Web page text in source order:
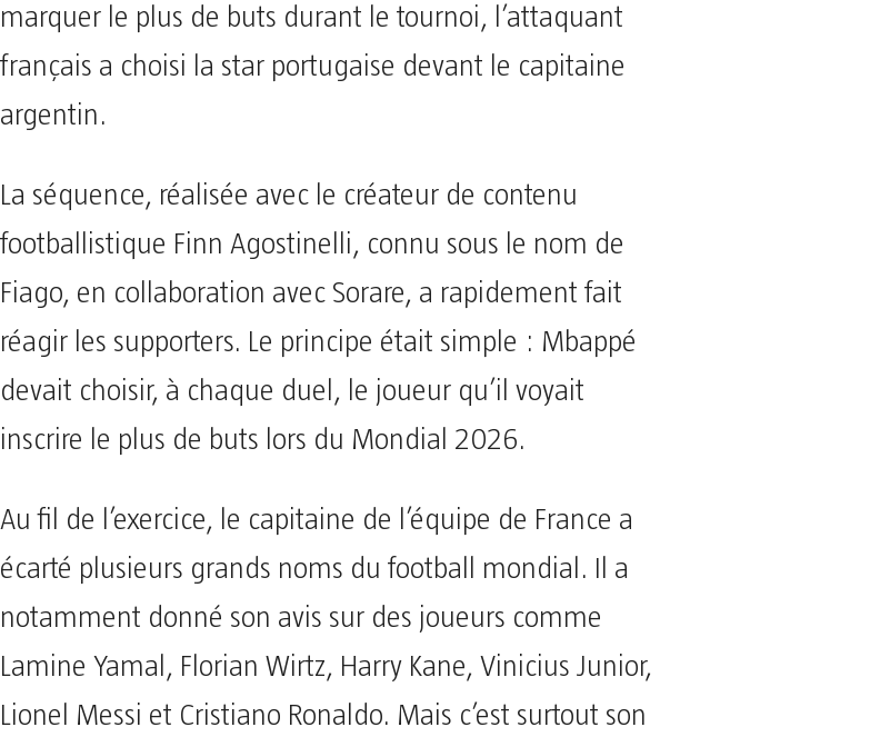
marquer le plus de buts durant le tournoi, l’attaquant
français a choisi la star portugaise devant le capitaine
argentin.
La séquence, réalisée avec le créateur de contenu
footballistique Finn Agostinelli, connu sous le nom de
Fiago, en collaboration avec Sorare, a rapidement fait
réagir les supporters. Le principe était simple : Mbappé
devait choisir, à chaque duel, le joueur qu’il voyait
inscrire le plus de buts lors du Mondial 2026.
Au fil de l’exercice, le capitaine de l’équipe de France a
écarté plusieurs grands noms du football mondial. Il a
notamment donné son avis sur des joueurs comme
Lamine Yamal, Florian Wirtz, Harry Kane, Vinicius Junior,
Lionel Messi et Cristiano Ronaldo. Mais c’est surtout son